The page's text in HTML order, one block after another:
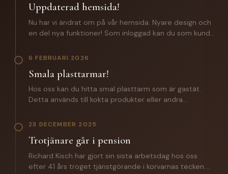
Uppdaterad hemsida!
Nu har vi ändrat om på vår hemsida. Nyare design och
en del nya funktioner! Som inloggad kan du som kund
Certifikat och specifikationer. - Orderhistorik med alla
certifikat och produktspecifikationer. Saknar du
inloggningsuppgifter? Hör av dig till oss!
6 FEBRUARI 2026
Smala plasttarmar!
Hos oss kan du hitta smal plasttarm som är gastät.
Detta används till kokta produkter eller andra
slutprodukten. Till ett vegosortiment är denna ett
information.
23 DECEMBER 2025
Trotjänare går i pension
Richard Kisch har gjort sin sista arbetsdag hos oss
efter 41 års troget tjänstgörande i korvarnas tecken.